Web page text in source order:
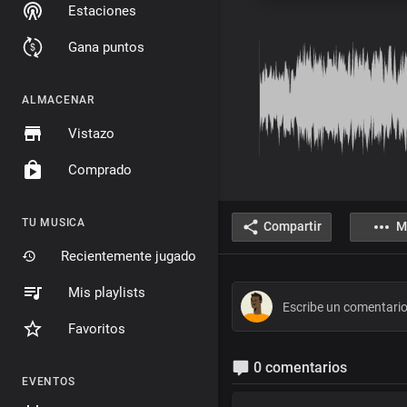
Estaciones
Gana puntos
ALMACENAR
Vistazo
Comprado
TU MUSICA
Recientemente jugado
Mis playlists
Favoritos
EVENTOS
Compartir
0 comentarios